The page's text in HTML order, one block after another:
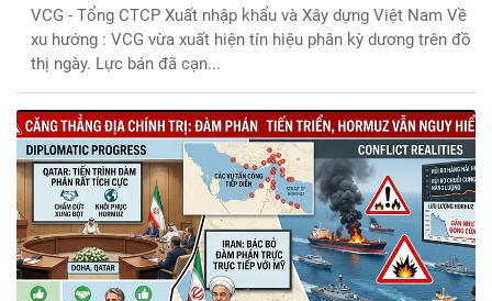
VCG - Tổng CTCP Xuất nhập khẩu và Xây dựng Việt Nam Về
xu hướng : VCG vừa xuất hiện tín hiệu phân kỳ dương trên đồ
thị ngày. Lực bán đã cạn...